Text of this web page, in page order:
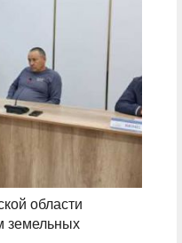
области
земельных